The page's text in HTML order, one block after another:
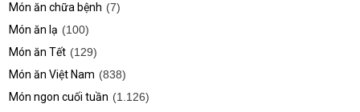
Món ăn chữa bệnh (7)
Món ăn lạ (100)
Món ăn Tết (129)
Món ăn Việt Nam (838)
Món ngon cuối tuần (1.126)